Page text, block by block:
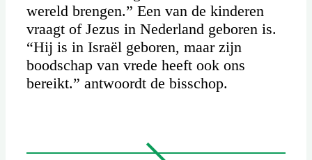
wereld brengen.” Een van de kinderen
vraagt of Jezus in Nederland geboren is.
“Hij is in Israël geboren, maar zijn
boodschap van vrede heeft ook ons
bereikt.” antwoordt de bisschop.